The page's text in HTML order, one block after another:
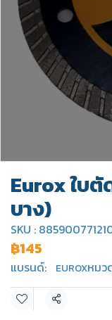
Eurox ใบตั
บาง)
SKU :
฿145
แบรนด์: EUROXหมว
แชร์